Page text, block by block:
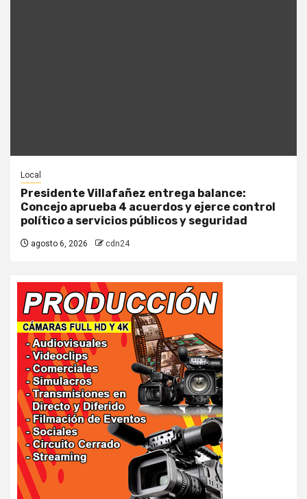
Local
Presidente Villafañez entrega balance:
Concejo aprueba 4 acuerdos y ejerce control
político a servicios públicos y seguridad
agosto 6, 2026 cdn24